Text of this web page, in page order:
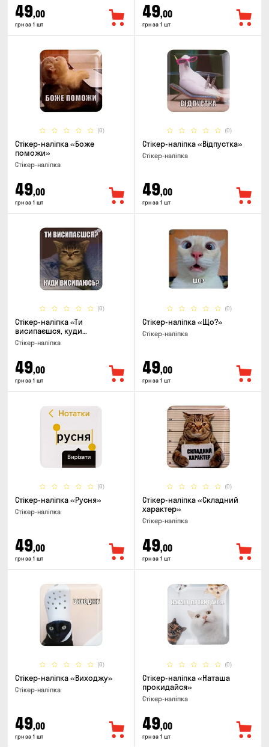
49,00
грн за 1 шт
49,00
грн за 1 шт
(0)
Стікер-наліпка «Боже
поможи»
Стікер-наліпка
49,00
грн за 1 шт
(0)
Стікер-наліпка «Відпустка»
Стікер-наліпка
49,00
грн за 1 шт
(0)
Стікер-наліпка «Ти
висипаєшся, куди
висипаюсь»
Стікер-наліпка
49,00
грн за 1 шт
(0)
Стікер-наліпка «Що?»
Стікер-наліпка
49,00
грн за 1 шт
(0)
Стікер-наліпка «Русня»
Стікер-наліпка
49,00
грн за 1 шт
(0)
Стікер-наліпка «Складний
характер»
Стікер-наліпка
49,00
грн за 1 шт
(0)
Стікер-наліпка «Виходжу»
Стікер-наліпка
49,00
грн за 1 шт
(0)
Стікер-наліпка «Наташа
прокидайся»
Стікер-наліпка
49,00
грн за 1 шт